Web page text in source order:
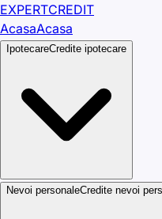
EXPERTCREDIT
AcasaAcasa
IpotecareCredite ipotecare
Nevoi personaleCredite nevoi